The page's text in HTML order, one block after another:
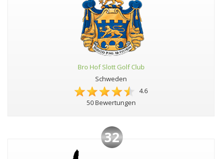
Bro Hof Slott Golf Club
Schweden
4.6
50 Bewertungen
32